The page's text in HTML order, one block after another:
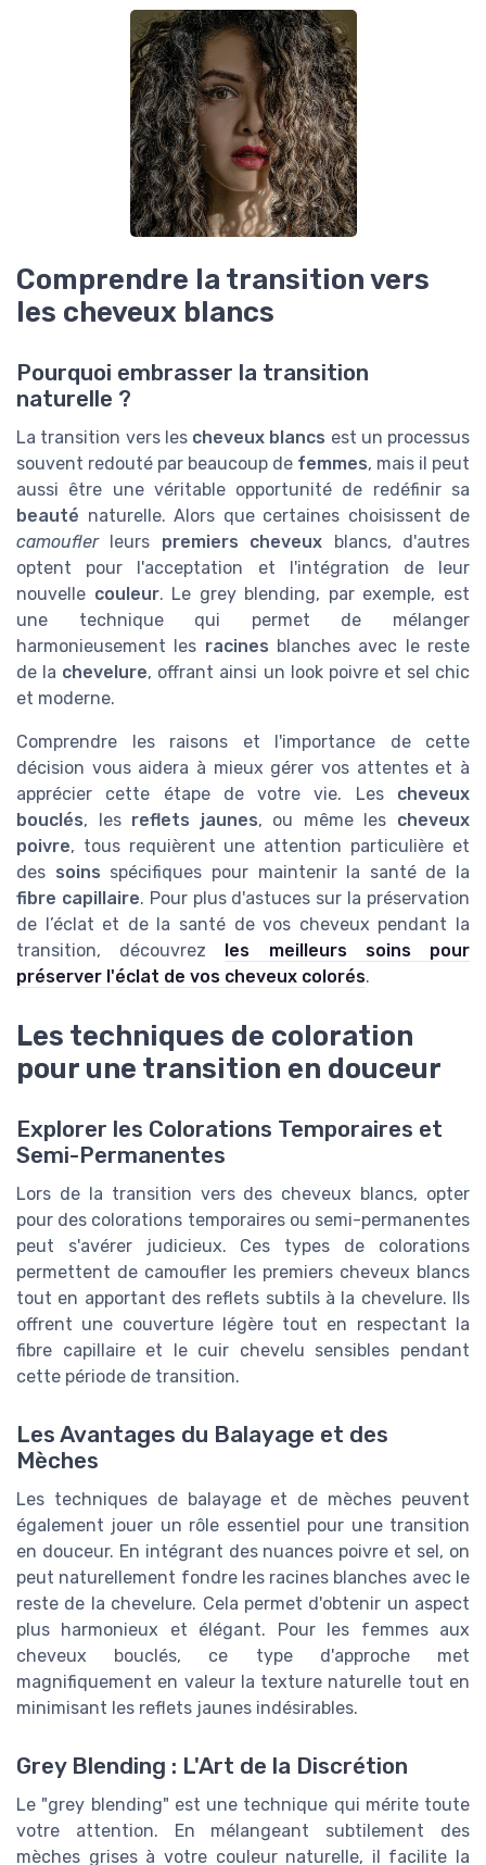
Comprendre la transition vers
les cheveux blancs
Pourquoi embrasser la transition
naturelle ?
La transition vers les cheveux blancs est un processus
souvent redouté par beaucoup de femmes, mais il peut
aussi être une véritable opportunité de redéfinir sa
beauté naturelle. Alors que certaines choisissent de
camouflerleurs premiers cheveux blancs, d'autres
optent pour l'acceptation et l'intégration de leur
nouvelle couleur. Le grey blending, par exemple, est
une technique qui permet de mélanger
harmonieusement les racines blanches avec le reste
de la chevelure, offrant ainsi un look poivre et sel chic
et moderne.
Comprendre les raisons et l'importance de cette
décision vous aidera à mieux gérer vos attentes et à
apprécier cette étape de votre vie. Les cheveux
bouclés, les reflets jaunes, ou même les cheveux
poivre, tous requièrent une attention particulière et
des soins spécifiques pour maintenir la santé de la
fibre capillaire. Pour plus d'astuces sur la préservation
de l’éclat et de la santé de vos cheveux pendant la
transition, découvrez
les meilleurs soins pour
préserver l'éclat de vos cheveux colorés.
Les techniques de coloration
pour une transition en douceur
Explorer les Colorations Temporaires et
Semi-Permanentes
Lors de la transition vers des cheveux blancs, opter
pour des colorations temporaires ou semi-permanentes
peut s'avérer judicieux. Ces types de colorations
permettent de camoufler les premiers cheveux blancs
tout en apportant des reflets subtils à la chevelure. Ils
offrent une couverture légère tout en respectant la
fibre capillaire et le cuir chevelu sensibles pendant
cette période de transition.
Les Avantages du Balayage et des
Mèches
Les techniques de balayage et de mèches peuvent
également jouer un rôle essentiel pour une transition
en douceur. En intégrant des nuances poivre et sel, on
peut naturellement fondre les racines blanches avec le
reste de la chevelure. Cela permet d'obtenir un aspect
plus harmonieux et élégant. Pour les femmes aux
cheveux bouclés, ce type d'approche met
magnifiquement en valeur la texture naturelle tout en
minimisant les reflets jaunes indésirables.
Grey Blending : L'Art de la Discrétion
Le "grey blending" est une technique qui mérite toute
votre attention. En mélangeant subtilement des
mèches grises à votre couleur naturelle, il facilite la